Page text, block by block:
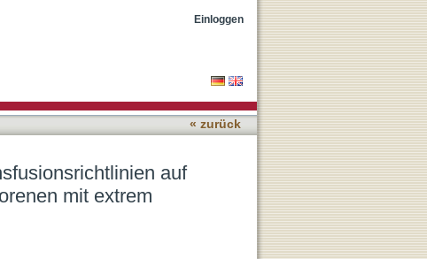
Hypoxämien von
Einloggen
« zurück
auf
mit extrem